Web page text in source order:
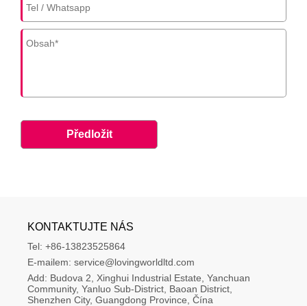
Předložit
KONTAKTUJTE NÁS
Tel: +86-13823525864
E-mailem: service@lovingworldltd.com
Add: Budova 2, Xinghui Industrial Estate, Yanchuan
Community, Yanluo Sub-District, Baoan District,
Shenzhen City, Guangdong Province, Čína